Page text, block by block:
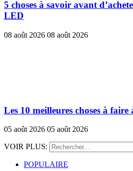
5 choses à savoir avant
LED
08 août 2026 08 août 2026
Les 10 meilleures choses à
05 août 2026 05 août 2026
VOIR PLUS:
POPULAIRE